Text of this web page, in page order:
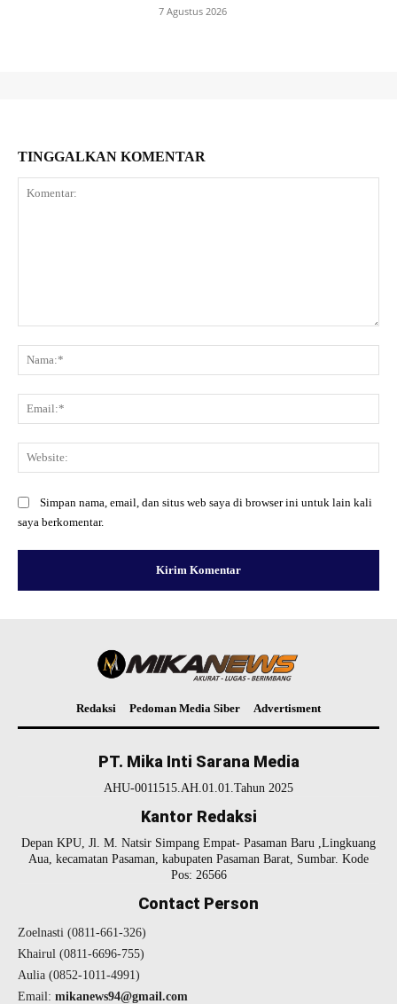
7 Agustus 2026
TINGGALKAN KOMENTAR
Simpan nama, email, dan situs web saya di browser ini untuk lain kali
saya berkomentar.
Redaksi Pedoman Media Siber Advertisment
PT. Mika Inti Sarana Media
AHU-0011515.AH.01.01.Tahun 2025
Kantor Redaksi
Depan KPU, Jl. M. Natsir Simpang Empat- Pasaman Baru ,Lingkuang
Aua, kecamatan Pasaman, kabupaten Pasaman Barat, Sumbar. Kode
Pos: 26566
Contact Person
Zoelnasti (0811-661-326)
Khairul (0811-6696-755)
Aulia (0852-1011-4991)
Email: mikanews94@gmail.com